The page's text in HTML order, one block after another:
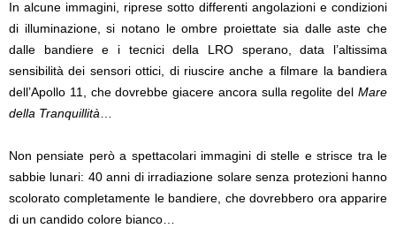
In alcune immagini, riprese sotto differenti angolazioni e condizioni
di illuminazione, si notano le ombre proiettate sia dalle aste che
dalle bandiere e i tecnici della LRO sperano, data l’altissima
sensibilità dei sensori ottici, di riuscire anche a filmare la bandiera
dell’Apollo 11, che dovrebbe giacere ancora sulla regolite del Mare
della Tranquillità
Non pensiate però a spettacolari immagini di stelle e strisce tra le
sabbie lunari: 40 anni di irradiazione solare senza protezioni hanno
scolorato completamente le bandiere, che dovrebbero ora apparire
di un candido colore bianco…